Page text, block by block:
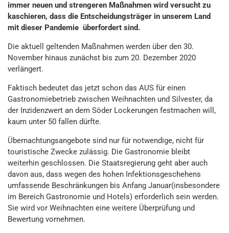
immer neuen und strengeren Maßnahmen wird versucht zu
kaschieren, dass die Entscheidungsträger in unserem Land
mit dieser Pandemie überfordert sind.
Die aktuell geltenden Maßnahmen werden über den 30.
November hinaus zunächst bis zum 20. Dezember 2020
verlängert.
Faktisch bedeutet das jetzt schon das AUS für einen
Gastronomiebetrieb zwischen Weihnachten und Silvester, da
der Inzidenzwert an dem Söder Lockerungen festmachen will,
kaum unter 50 fallen dürfte.
Übernachtungsangebote sind nur für notwendige, nicht für
touristische Zwecke zulässig. Die Gastronomie bleibt
weiterhin geschlossen. Die Staatsregierung geht aber auch
davon aus, dass wegen des hohen Infektionsgeschehens
umfassende Beschränkungen bis Anfang Januar(insbesondere
im Bereich Gastronomie und Hotels) erforderlich sein werden.
Sie wird vor Weihnachten eine weitere Überprüfung und
Bewertung vornehmen.